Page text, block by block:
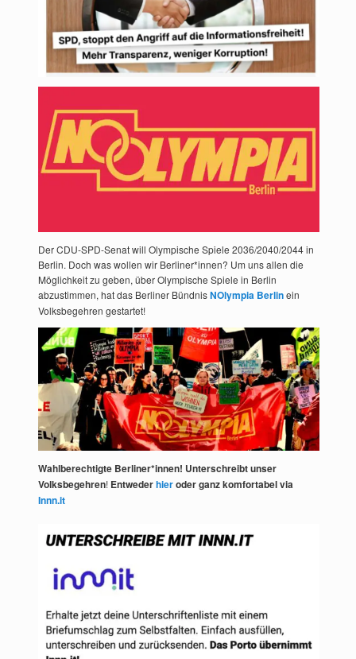
Der CDU-SPD-Senat will Olympische Spiele 2036/2040/2044 in
Berlin. Doch was wollen wir Berliner*innen? Um uns allen die
Möglichkeit zu geben, über Olympische Spiele in Berlin
abzustimmen, hat das Berliner BündnisNOlympia Berlinein
Volksbegehren gestartet!
Wahlberechtigte Berliner*innen! Unterschreibt unser
Volksbegehren! Entwederhieroder ganz komfortabel via
Innn.it